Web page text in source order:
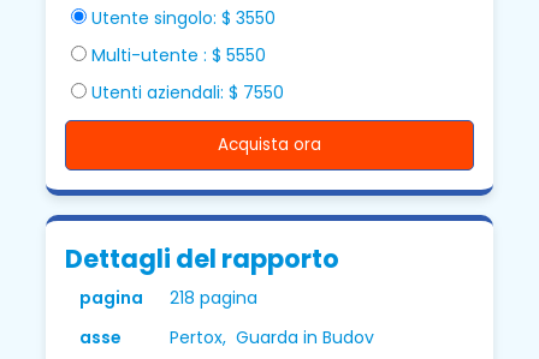
Utente singolo: $ 3550
Multi-utente : $ 5550
Utenti aziendali: $ 7550
Acquista ora
Dettagli del rapporto
pagina
218 pagina
asse
Pertox, Guarda in Budov